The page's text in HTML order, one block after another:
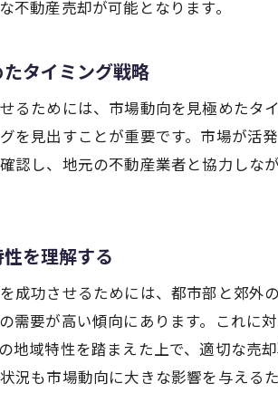
不
地
情
売
地
市
内
不動産売却が可能となります。
タイミング戦略
るためには、市場動向を見極めたタ
を見出すことが重要です。市場が活
認し、地元の不動産業者と協力しな
を理解する
成功させるためには、都市部と郊外
需要が高い傾向にあります。これに
地域特性を踏まえた上で、適切な売
況も市場動向に大きな影響を与える